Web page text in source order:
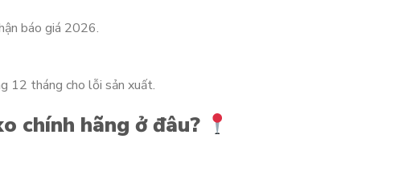
báo giá 2026.
12 tháng cho lỗi sản xuất.
chính hãng ở đâu?